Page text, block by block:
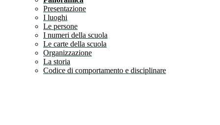
Presentazione
I luoghi
Le persone
I numeri della scuola
Le carte della scuola
Organizzazione
La storia
Codice di comportamento e disciplinare